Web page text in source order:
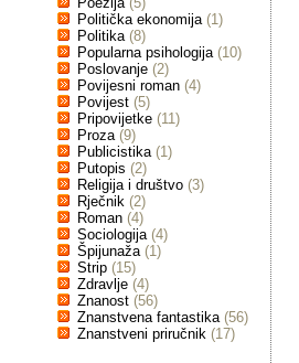
Politička ekonomija (1)
Politika (8)
Popularna psihologija (10)
Poslovanje (2)
Povijesni roman (4)
Povijest (5)
Pripovijetke (11)
Proza (9)
Publicistika (1)
Putopis (2)
Religija i društvo (3)
Rječnik (2)
Roman (4)
Sociologija (4)
Špijunaža (1)
Strip (15)
Zdravlje (4)
Znanost (56)
Znanstvena fantastika (56)
Znanstveni priručnik (17)